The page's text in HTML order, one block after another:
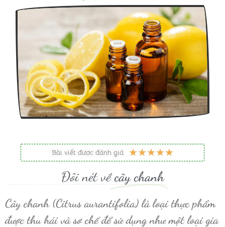
Bài viết được đánh giá ★★★★★5
Đôi nét về cây chanh
Cây chanh (Citrus aurantifolia) là loại thực phẩm
được thu hái và sơ chế để sử dụng như một loại gia